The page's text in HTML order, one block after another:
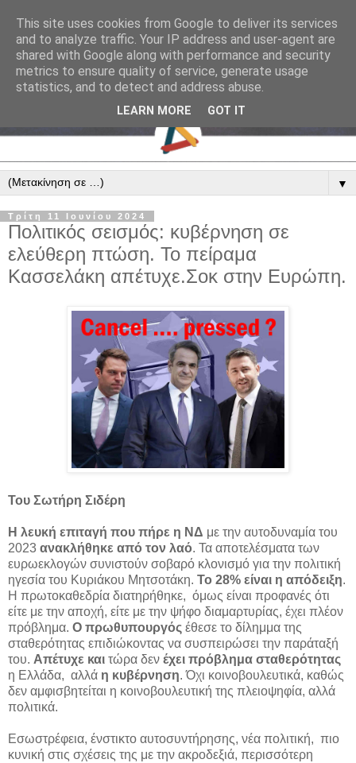
▼
Τρίτη 11 Ιουνίου 2024
Πολιτικός σεισμός: κυβέρνηση σε
ελεύθερη πτώση. Το πείραμα
Κασσελάκη απέτυχε.Σοκ στην Ευρώπη.
Του Σωτήρη Σιδέρη
Η λευκή επιταγή που πήρε η ΝΔ με την αυτοδυναμία του
2023 ανακλήθηκε από τον λαό. Τα αποτελέσματα των
ευρωεκλογών συνιστούν σοβαρό κλονισμό για την πολιτική
ηγεσία του Κυριάκου Μητσοτάκη. To 28% είναι η απόδειξη.
Η πρωτοκαθεδρία διατηρήθηκε, όμως είναι προφανές ότι
είτε με την αποχή, είτε με την ψήφο διαμαρτυρίας, έχει πλέον
πρόβλημα. Ο πρωθυπουργός έθεσε το δίλημμα της
σταθερότητας επιδιώκοντας να συσπειρώσει την παράταξή
του. Απέτυχε και τώρα δεν έχει πρόβλημα σταθερότητας
η Ελλάδα, αλλά η κυβέρνηση. Όχι κοινοβουλευτικά, καθώς
δεν αμφισβητείται η κοινοβουλευτική της πλειοψηφία, αλλά
πολιτικά.
Εσωστρέφεια, ένστικτο αυτοσυντήρησης, νέα πολιτική, πιο
κυνική στις σχέσεις της με την ακροδεξιά, περισσότερη
This site uses cookies from Google to deliver its services
and to analyze traffic. Your IP address and user-agent are
shared with Google along with performance and security
metrics to ensure quality of service, generate usage
statistics, and to detect and address abuse.
LEARN MORE GOT IT